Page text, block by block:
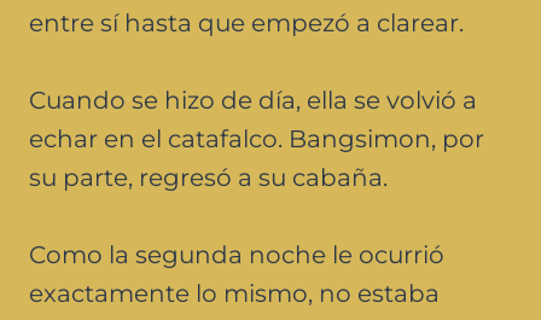
entre sí hasta que empezó a clarear.
Cuando se hizo de día, ella se volvió a
echar en el catafalco. Bangsimon, por
su parte, regresó a su cabaña.
Como la segunda noche le ocurrió
exactamente lo mismo, no estaba